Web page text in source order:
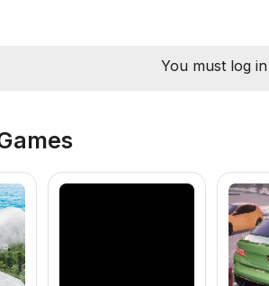
You must log